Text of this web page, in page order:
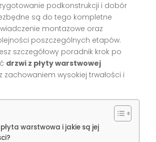
podkonstrukcji i dobór
są do tego kompletne
montażowe oraz
poszczególnych etapów.
szczegółowy poradnik krok po
drzwi z płyty warstwowej
zachowaniem wysokiej trwałości i
warstwowa i jakie są jej